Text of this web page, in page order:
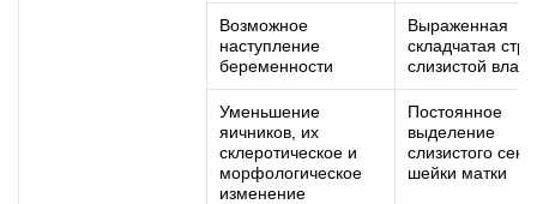
Возможное
наступление
беременности
Выраженная
складчатая
слизистой
Уменьшение
яичников, их
склеротическое и
морфологическое
изменение
Постоянное
выделение
слизистого
шейки матки